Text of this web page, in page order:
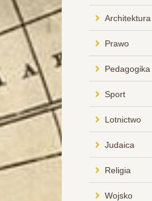
Prawo
Pedagogika
Sport
Lotnictwo
Judaica
Religia
Wojsko